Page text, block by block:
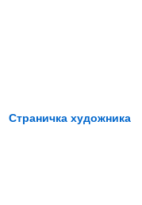
Страничка художника